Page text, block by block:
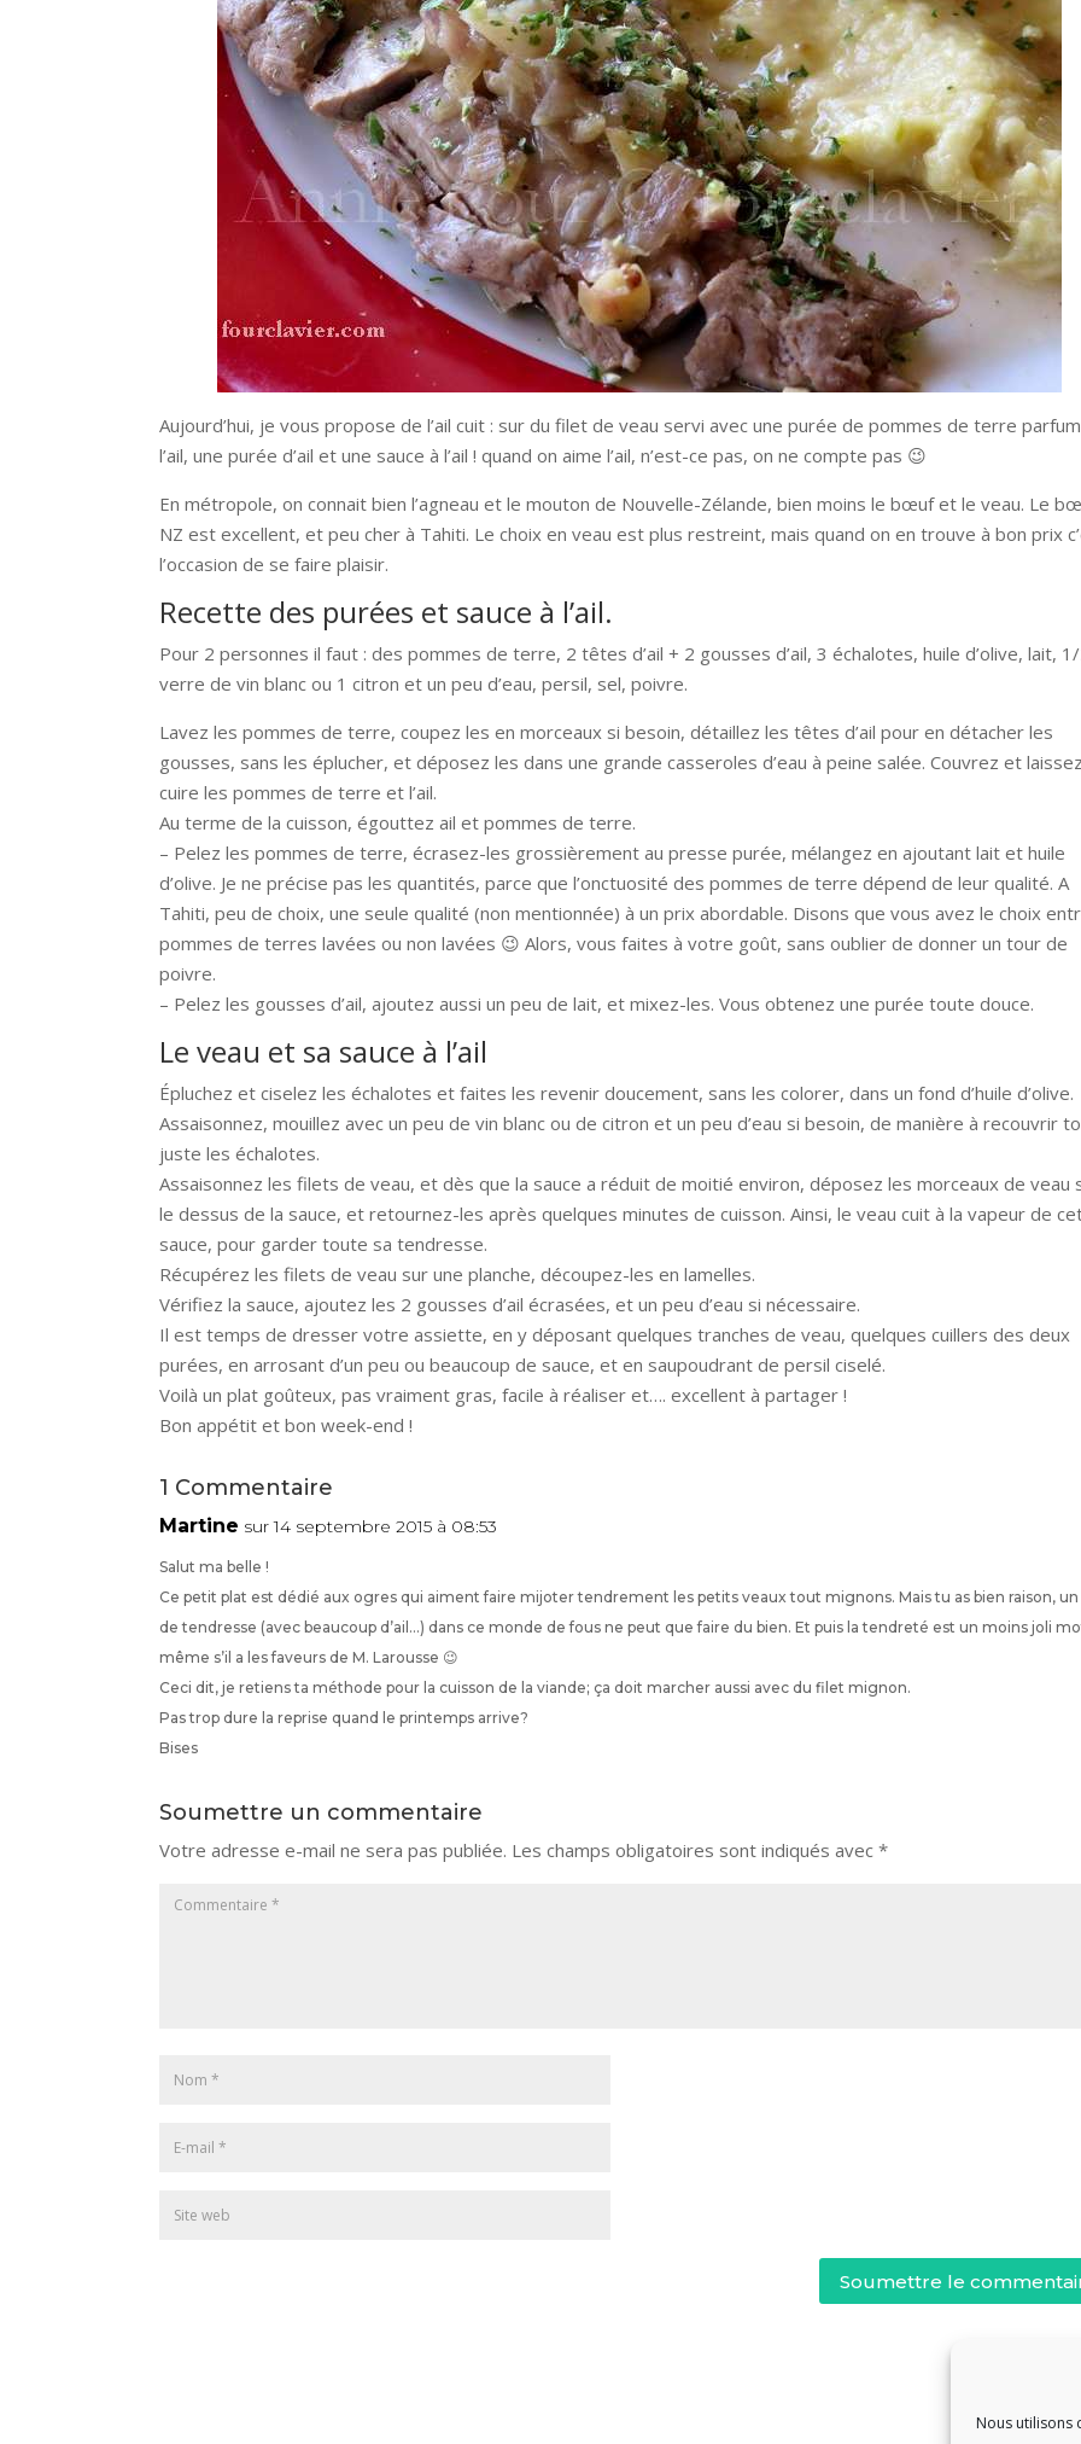
Nous utilisons
Aujourd’hui, je vous propose de l’ail cuit : sur du filet de veau servi avec une purée de pommes de terre
l’ail, une purée d’ail et une sauce à l’ail ! quand on aime l’ail, n’est-ce pas, on ne compte pas 😉
En métropole, on connait bien l’agneau et le mouton de Nouvelle-Zélande, bien moins le bœuf et le veau. Le
NZ est excellent, et peu cher à Tahiti. Le choix en veau est plus restreint, mais quand on en trouve à bon prix
l’occasion de se faire plaisir.
Recette des purées et sauce à l’ail.
Pour 2 personnes il faut : des pommes de terre, 2 têtes d’ail + 2 gousses d’ail, 3 échalotes, huile d’olive, lait,
verre de vin blanc ou 1 citron et un peu d’eau, persil, sel, poivre.
Lavez les pommes de terre, coupez les en morceaux si besoin, détaillez les têtes d’ail pour en détacher les
gousses, sans les éplucher, et déposez les dans une grande casseroles d’eau à peine salée. Couvrez et laissez
cuire les pommes de terre et l’ail.
Au terme de la cuisson, égouttez ail et pommes de terre.
– Pelez les pommes de terre, écrasez-les grossièrement au presse purée, mélangez en ajoutant lait et huile
d’olive. Je ne précise pas les quantités, parce que l’onctuosité des pommes de terre dépend de leur qualité. A
Tahiti, peu de choix, une seule qualité (non mentionnée) à un prix abordable. Disons que vous avez le choix
pommes de terres lavées ou non lavées 😉 Alors, vous faites à votre goût, sans oublier de donner un tour de
poivre.
– Pelez les gousses d’ail, ajoutez aussi un peu de lait, et mixez-les. Vous obtenez une purée toute douce.
Le veau et sa sauce à l’ail
Épluchez et ciselez les échalotes et faites les revenir doucement, sans les colorer, dans un fond d’huile d’olive.
Assaisonnez, mouillez avec un peu de vin blanc ou de citron et un peu d’eau si besoin, de manière à recouvrir
juste les échalotes.
Assaisonnez les filets de veau, et dès que la sauce a réduit de moitié environ, déposez les morceaux de veau
le dessus de la sauce, et retournez-les après quelques minutes de cuisson. Ainsi, le veau cuit à la vapeur de
sauce, pour garder toute sa tendresse.
Récupérez les filets de veau sur une planche, découpez-les en lamelles.
Vérifiez la sauce, ajoutez les 2 gousses d’ail écrasées, et un peu d’eau si nécessaire.
Il est temps de dresser votre assiette, en y déposant quelques tranches de veau, quelques cuillers des deux
purées, en arrosant d’un peu ou beaucoup de sauce, et en saupoudrant de persil ciselé.
Voilà un plat goûteux, pas vraiment gras, facile à réaliser et…. excellent à partager !
Bon appétit et bon week-end !
1 Commentaire
Martine sur 14 septembre 2015 à 08:53
Salut ma belle !
Ce petit plat est dédié aux ogres qui aiment faire mijoter tendrement les petits veaux tout mignons. Mais tu as bien raison, un
de tendresse (avec beaucoup d’ail…) dans ce monde de fous ne peut que faire du bien. Et puis la tendreté est un moins joli
même s’il a les faveurs de M. Larousse 😉
Ceci dit, je retiens ta méthode pour la cuisson de la viande; ça doit marcher aussi avec du filet mignon.
Pas trop dure la reprise quand le printemps arrive?
Bises
Soumettre un commentaire
Votre adresse e-mail ne sera pas publiée. Les champs obligatoires sont indiqués avec *
Soumettre le